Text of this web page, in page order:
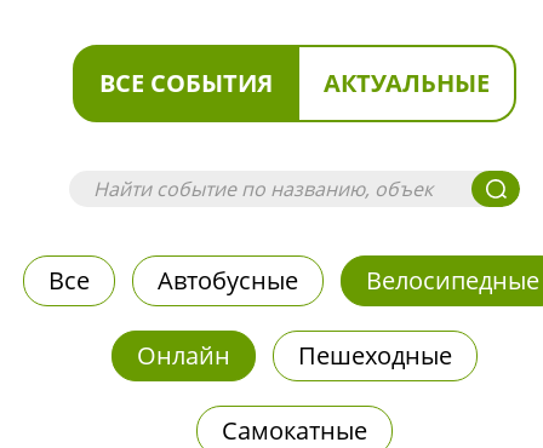
ВСЕ СОБЫТИЯ АКТУАЛЬНЫЕ
Все Автобусные Велосипедные
Онлайн Пешеходные
Самокатные